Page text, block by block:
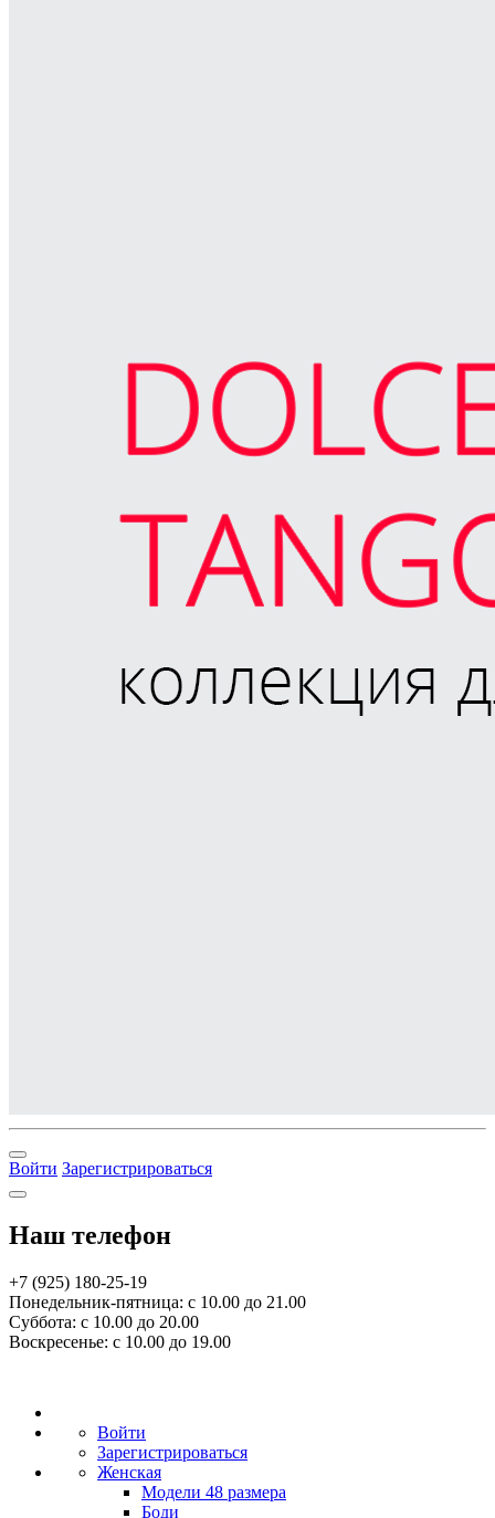
Войти Зарегистрироваться
Наш телефон
+7 (925) 180-25-19
Понедельник-пятница: с 10.00 до 21.00
Суббота: с 10.00 до 20.00
Воскресенье: с 10.00 до 19.00
Войти
Зарегистрироваться
Женская
Модели 48 размера
Боди